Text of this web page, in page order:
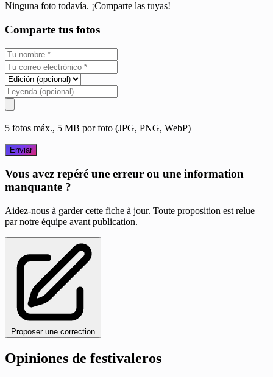
Ninguna foto todavía. ¡Comparte las tuyas!
Comparte tus fotos
5 fotos máx., 5 MB por foto (JPG, PNG, WebP)
Enviar
Vous avez repéré une erreur ou une information
manquante ?
Aidez-nous à garder cette fiche à jour. Toute proposition est relue
par notre équipe avant publication.
Proposer une correction
Opiniones de festivaleros